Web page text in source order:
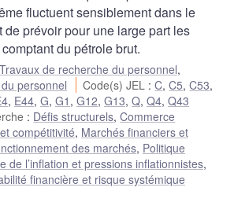
fluctuent sensiblement dans le
de prévoir pour une large part les
du pétrole brut.
Travaux de recherche du personnel,
personnel
Code(s) JEL :C,C5,C53,
, E44, G, G1 , G12, G13, Q, Q4, Q43
: Défis structurels,Commerce
compétitivité, Marchés financiers et
des marchés, Politique
de l’inflation et pressions inflationnistes,
financière et risque systémique